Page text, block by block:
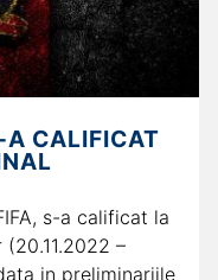
A CALIFICAT
s-a calificat la
–
in preliminariile